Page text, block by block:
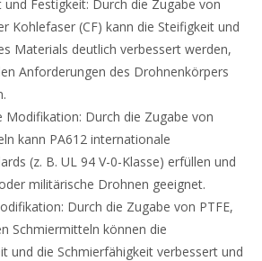
und Festigkeit: Durch die Zugabe von
Kohlefaser (CF) kann die Steifigkeit und
Materials deutlich verbessert werden,
Anforderungen des Drohnenkörpers
Modifikation: Durch die Zugabe von
kann PA612 internationale
(z. B. UL 94 V-0-Klasse) erfüllen und
militärische Drohnen geeignet.
Durch die Zugabe von PTFE,
Schmiermitteln können die
und die Schmierfähigkeit verbessert und